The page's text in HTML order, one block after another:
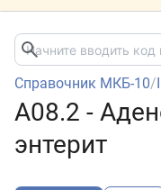
Справочник МКБ-10/
A08.2 -
энтерит